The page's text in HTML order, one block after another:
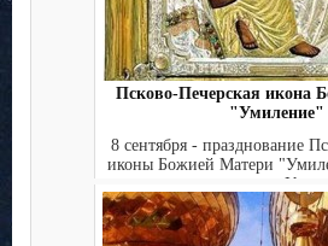
Псково-Печерская икона
"Умиление"
8 сентября - празднование
иконы Божией Матери
приделе Успе...